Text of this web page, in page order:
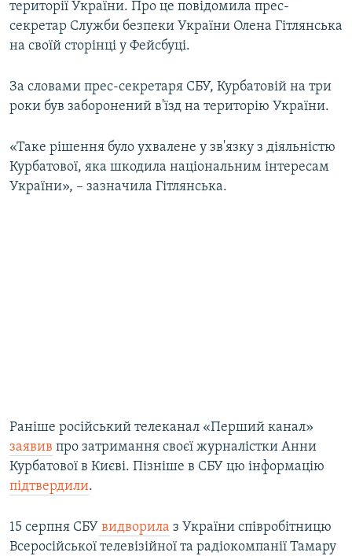
території України. Про це повідомила прес-
секретар Служби безпеки України Олена Гітлянська
на своїй сторінці у Фейсбуці.
За словами прес-секретаря СБУ, Курбатовій на три
роки був заборонений в'їзд на територію України.
«Таке рішення було ухвалене у зв'язку з діяльністю
Курбатової, яка шкодила національним інтересам
України», – зазначила Гітлянська.
Раніше російський телеканал «Перший канал»
заявив про затримання своєї журналістки Анни
Курбатової в Києві. Пізніше в СБУ цю інформацію
підтвердили.
15 серпня СБУ видворила з України співробітницю
Всеросійської телевізійної та радіокомпанії Тамару